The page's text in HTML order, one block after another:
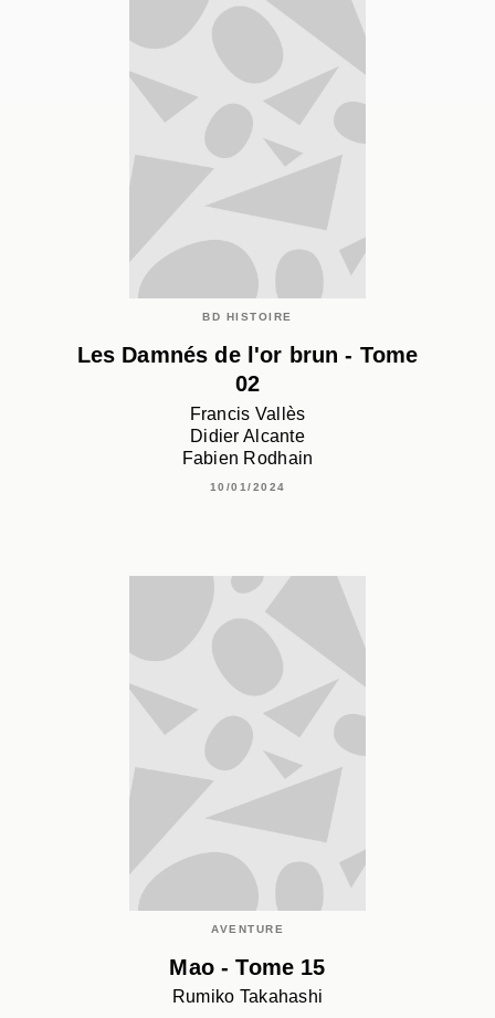
BD HISTOIRE
Les Damnés de l'or brun - Tome
02
Francis Vallès
Didier Alcante
Fabien Rodhain
10/01/2024
AVENTURE
Mao - Tome 15
Rumiko Takahashi